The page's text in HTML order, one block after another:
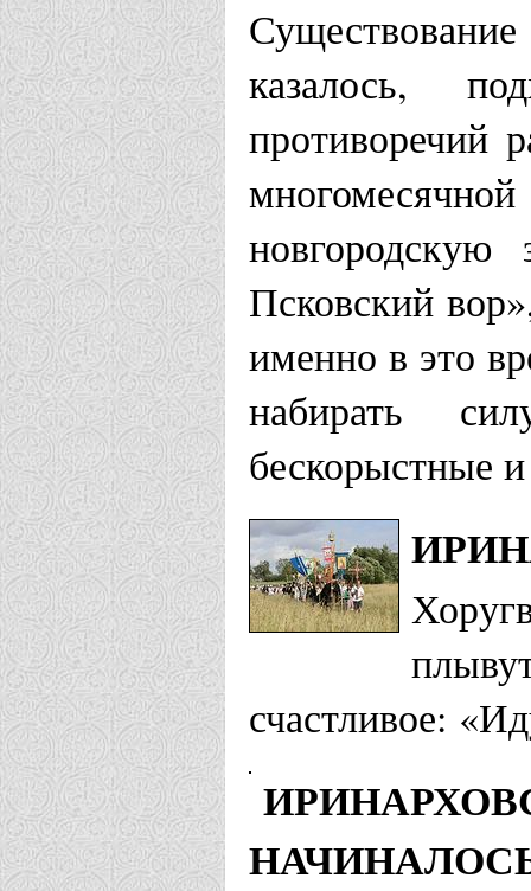
казалось,
противоречий
Псковский
именно в это
набирать
бескорыстные
счастливое: